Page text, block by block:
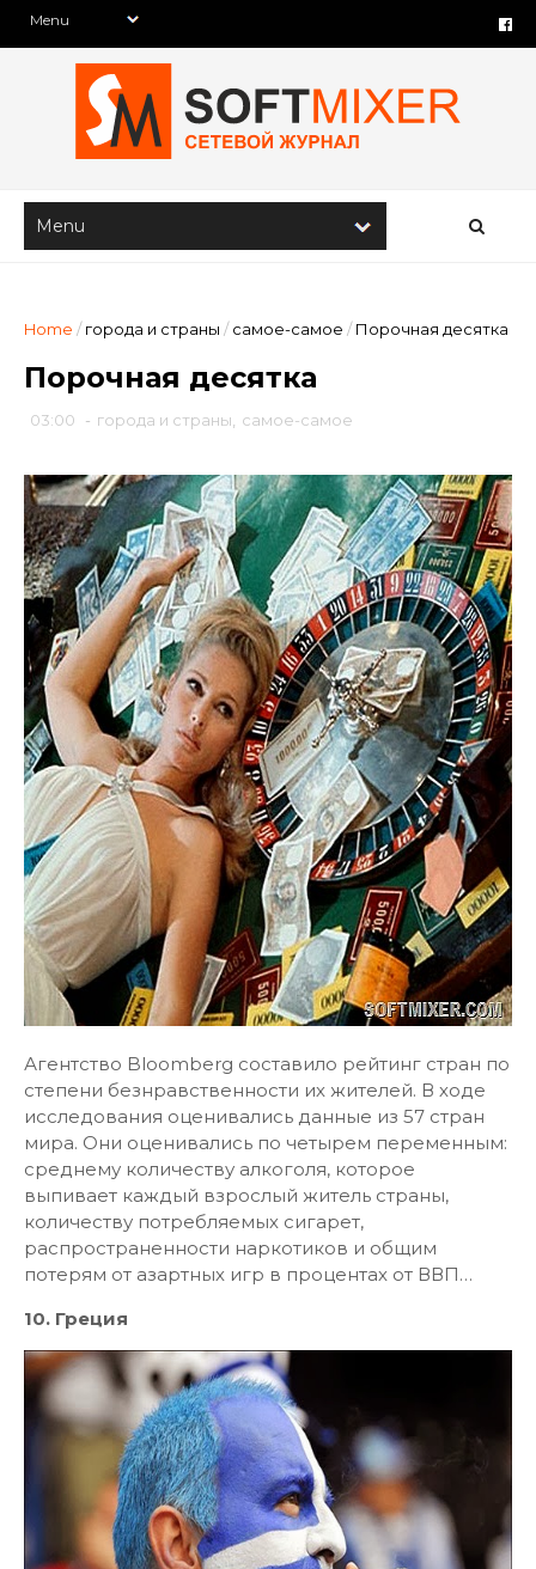
Home / города и страны / самое-самое / Порочная десятка
Порочная десятка
03:00 - города и страны самое-самое
Агентство Bloomberg составило рейтинг стран по
степени безнравственности их жителей. В ходе
исследования оценивались данные из 57 стран
мира. Они оценивались по четырем переменным:
среднему количеству алкоголя, которое
выпивает каждый взрослый житель страны,
количеству потребляемых сигарет,
распространенности наркотиков и общим
потерям от азартных игр в процентах от ВВП…
10. Греция